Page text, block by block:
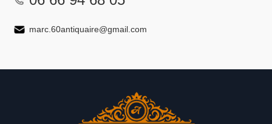
marc.60antiquaire@gmail.com